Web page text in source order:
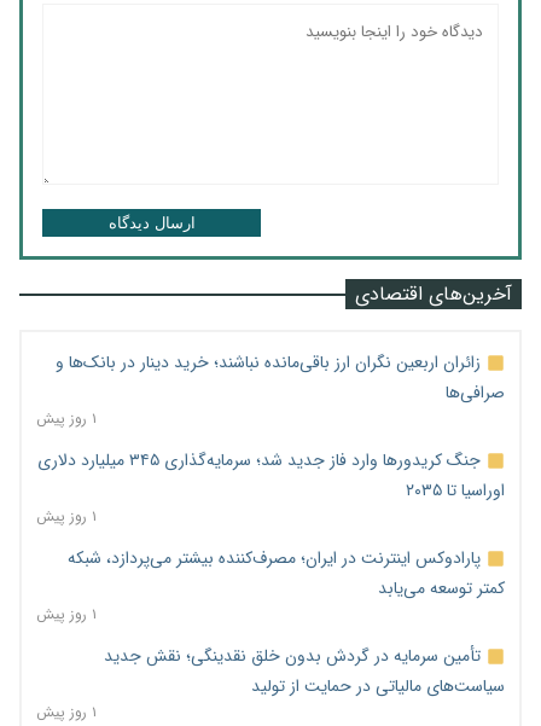
ارسال دیدگاه
آخرین‌های اقتصادی
زائران اربعین نگران ارز باقی‌مانده نباشند؛ خرید دینار در بانک‌ها و
صرافی‌ها
۱ روز پیش
جنگ کریدورها وارد فاز جدید شد؛ سرمایه‌گذاری ۳۴۵ میلیارد دلاری
اوراسیا تا ۲۰۳۵
۱ روز پیش
پارادوکس اینترنت در ایران؛ مصرف‌کننده بیشتر می‌پردازد، شبکه
کمتر توسعه می‌یابد
۱ روز پیش
تأمین سرمایه در گردش بدون خلق نقدینگی؛ نقش جدید
سیاست‌های مالیاتی در حمایت از تولید
۱ روز پیش